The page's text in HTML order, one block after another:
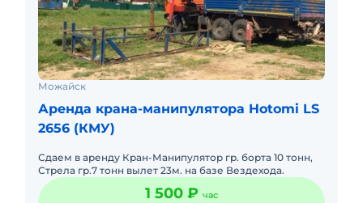
Можайск
Аренда крана-манипулятора Hotomi LS
2656 (КМУ)
Сдаем в аренду Кран-Манипулятор гр. борта 10 тонн,
Стрела гр.7 тонн вылет 23м. на базе Вездехода.
1 500 ₽ час